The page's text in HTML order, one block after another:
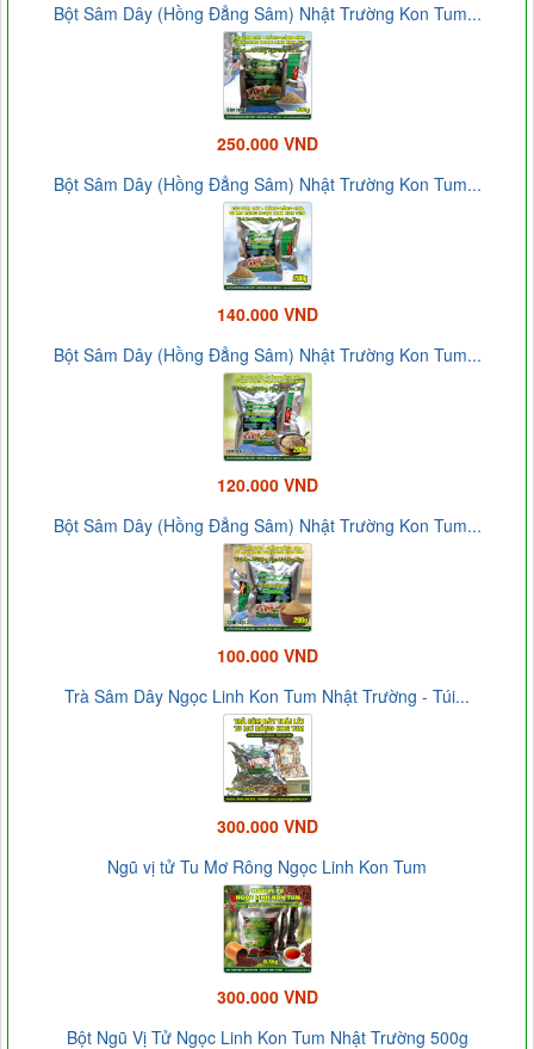
Bột Sâm Dây (Hồng Đẳng Sâm) Nhật Trường Kon Tum...
250.000 VND
Bột Sâm Dây (Hồng Đẳng Sâm) Nhật Trường Kon Tum...
140.000 VND
Bột Sâm Dây (Hồng Đẳng Sâm) Nhật Trường Kon Tum...
120.000 VND
Bột Sâm Dây (Hồng Đẳng Sâm) Nhật Trường Kon Tum...
100.000 VND
Trà Sâm Dây Ngọc Linh Kon Tum Nhật Trường - Túi...
300.000 VND
Ngũ vị tử Tu Mơ Rông Ngọc Linh Kon Tum
300.000 VND
Bột Ngũ Vị Tử Ngọc Linh Kon Tum Nhật Trường 500g